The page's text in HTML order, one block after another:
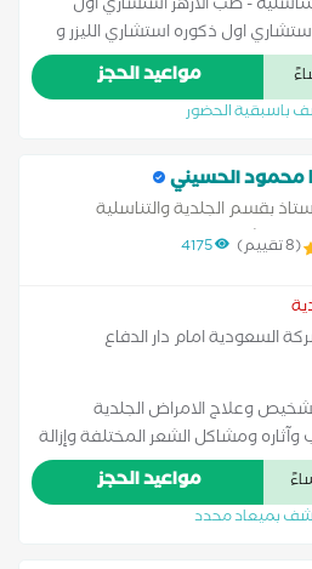
- طب الازهر استشاري اول
اول ذكوره استشاري الليزر و
للجلديه و التناسليه
مواعيد الحجز
باسبقية الحضور
محمود الحسيني
بقسم الجلدية والتناسلية
عين شمس (8 تقييم) 4175
السعودية امام دار الدفاع
في تشخيص وعلاج الامراض الجلدية
ومشاكل الشعر المختلفة وإزالة
الأمراض التناسلية للسيدات جلسات
الشعر ونضارة الوجه كالبلازما
والفيلر والديرما بن
مواعيد الحجز
بميعاد محدد